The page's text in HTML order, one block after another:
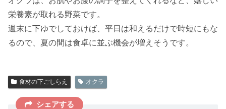
栄養素が取れる野菜です。
週末に下ゆでしておけば、平日は和えるだけで時短にもな
るので、夏の間は食卓に並ぶ機会が増えそうです。
食材の下ごしらえ オクラ
シェアする